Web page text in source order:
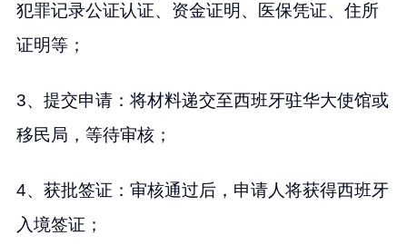
犯罪记录公证认证、资金证明、医保凭证、住所
证明等；
3、提交申请：将材料递交至西班牙驻华大使馆或
移民局，等待审核；
4、获批签证：审核通过后，申请人将获得西班牙
入境签证；